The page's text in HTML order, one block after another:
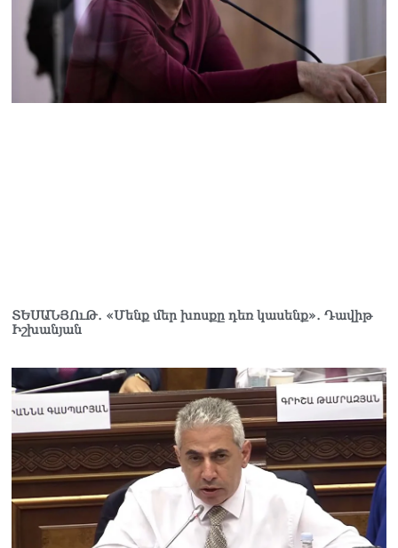
ՏԵՍԱՆՅՈւԹ․ «Մենք մեր խոսքը դեռ կասենք»․ Դավիթ
Իշխանյան